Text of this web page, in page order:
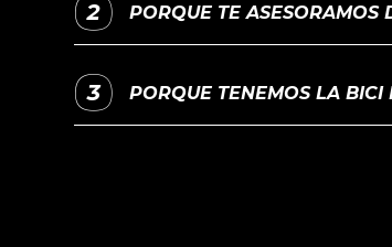
PORQUE TE ASESORAMOS
PORQUE TENEMOS LA BICI